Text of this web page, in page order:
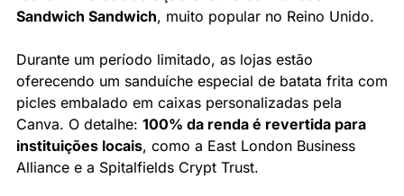
Sandwich Sandwich, muito popular no Reino Unido.
Durante um período limitado, as lojas estão
oferecendo um sanduíche especial de batata frita com
picles embalado em caixas personalizadas pela
Canva. O detalhe: 100% da renda é revertida para
instituições locais, como a East London Business
Alliance e a Spitalfields Crypt Trust.